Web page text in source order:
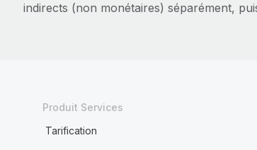
indirects (non monétaires) séparément,
Produit Services
Tarification